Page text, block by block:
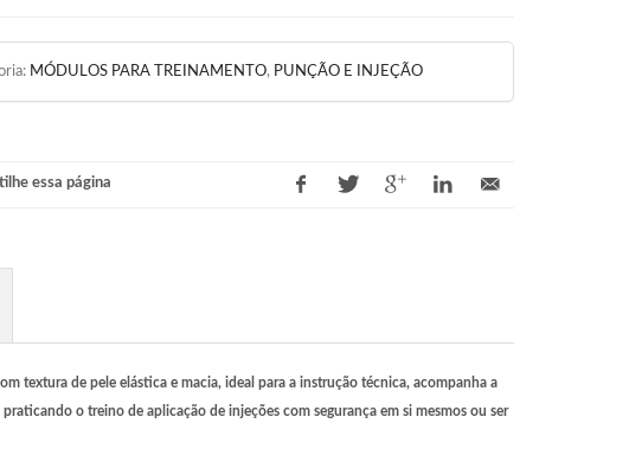
MÓDULOS PARA TREINAMENTO, PUNÇÃO E INJEÇÃO
essa página
textura de pele elástica e macia, ideal para a instrução técnica, acompanha a
o treino de aplicação de injeções com segurança em si mesmos ou ser